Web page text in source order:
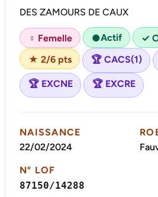
DES ZAMOURS DE CAUX
♀ Femelle ●Actif
✓
★ 2/6 pts
🏆 CACS(1)
🏆 EXCNE 🏆 EXCRE
NAISSANCE
22/02/2024
N° LOF
87150/14288